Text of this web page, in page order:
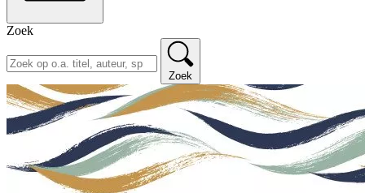
Zoek
Zoek